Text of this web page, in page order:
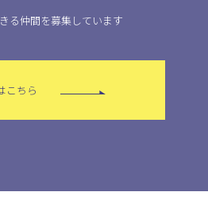
る仲間を募集しています
こちら